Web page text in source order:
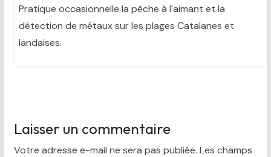
Pratique occasionnelle la pêche à l'aimant et la
détection de métaux sur les plages Catalanes et
landaises.
Laisser un commentaire
Votre adresse e-mail ne sera pas publiée. Les champs